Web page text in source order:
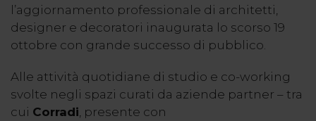
l’aggiornamento professionale di architetti,
designer e decoratori inaugurata lo scorso 19
ottobre con grande successo di pubblico.
Alle attività quotidiane di studio e co-working
svolte negli spazi curati da aziende partner – tra
cui Corradi , presente con